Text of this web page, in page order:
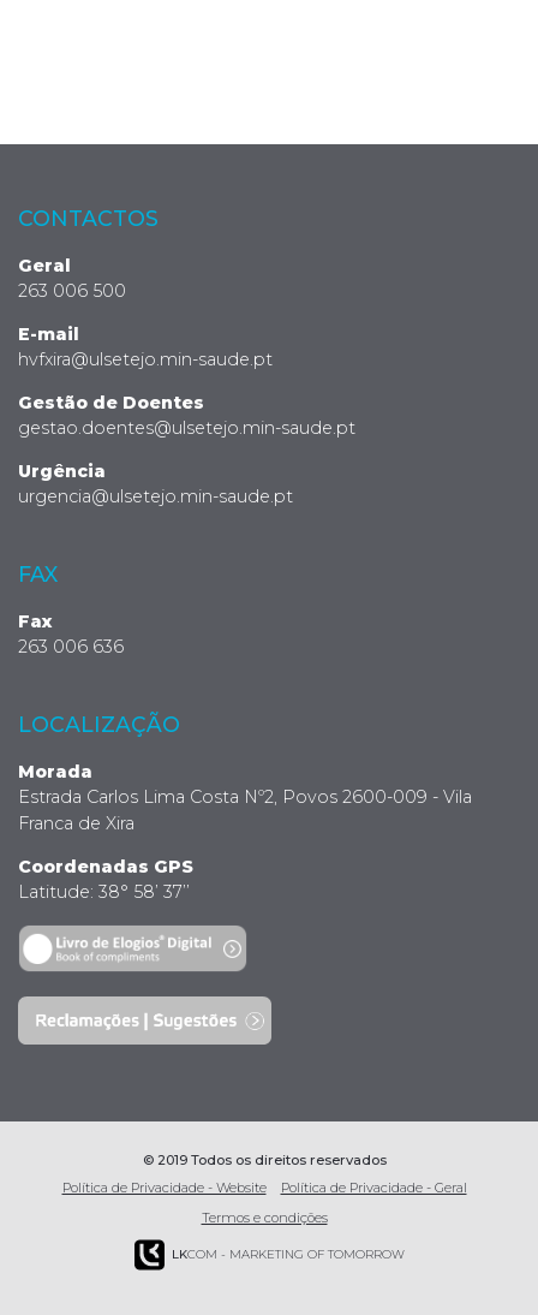
CONTACTOS
Geral
263 006 500
E-mail
hvfxira@ulsetejo.min-saude.pt
Gestão de Doentes
gestao.doentes@ulsetejo.min-saude.pt
Urgência
urgencia@ulsetejo.min-saude.pt
FAX
Fax
263 006 636
LOCALIZAÇÃO
Morada
Estrada Carlos Lima Costa Nº2, Povos 2600-009 - Vila
Franca de Xira
Coordenadas GPS
Latitude: 38° 58’ 37’’
© 2019 Todos os direitos reservados
Política de Privacidade - Website
Política de Privacidade - Geral
Termos e condições
LKCOM - MARKETING OF TOMORROW